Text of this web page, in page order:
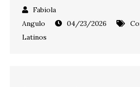
04/23/2026
Latinos